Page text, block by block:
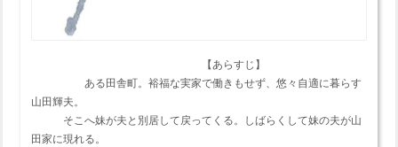
【あらすじ】
ある田舎町。裕福な実家で働きもせず、悠々自適に暮らす
山田輝夫。
そこへ妹が夫と別居して戻ってくる。しばらくして妹の夫が山
田家に現れる。